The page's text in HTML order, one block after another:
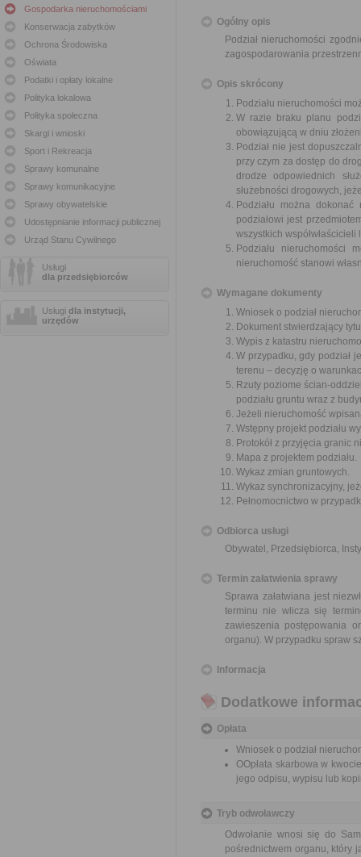
Gospodarka nieruchomościami
Konserwacja zabytków
Ochrona Środowiska
Oświata
Podatki i opłaty lokalne
Polityka lokalowa
Polityka społeczna
Skargi i wnioski
Sport i Rekreacja
Sprawy komunalne
Sprawy komunikacyjne
Sprawy obywatelskie
Udostępnianie informacji publicznej
Urząd Stanu Cywilnego
Usługi
dla przedsiębiorców
Usługi dla instytucji,
urzędów
Ogólny opis
Podział nieruchomości
zagospodarowania
Opis skrócony
Podziału nieruchomości
W razie braku planu
obowiązującą w dniu
Podział nie jest
przy czym za dostęp do
drodze odpowiednich
służebności drogowych,
Podziału można
podziałowi jest
wszystkich współwłaścicieli
Podziału
nieruchomość stanowi
Wymagane dokumenty
Wniosek o podział
Dokument stwierdzający
Wypis z katastru
W przypadku, gdy podział
terenu – decyzję o
Rzuty poziome ścian-
podziału gruntu wraz z
Jeżeli nieruchomość
Wstępny projekt podziału
Protokół z przyjęcia granic
Mapa z projektem podziału.
Wykaz zmian gruntowych.
Wykaz synchronizacyjny,
Pełnomocnictwo w
Odbiorca usługi
Obywatel, Przedsiębiorca,
Termin załatwienia sprawy
Sprawa załatwiana jest
terminu nie wlicza się
zawieszenia postępowania
organu). W przypadku spraw
Informacja
Dodatkowe
Opłata
Wniosek o podział
OOpłata skarbowa w
jego odpisu, wypisu lub
Tryb odwoławczy
Odwołanie wnosi się do
pośrednictwem organu, który